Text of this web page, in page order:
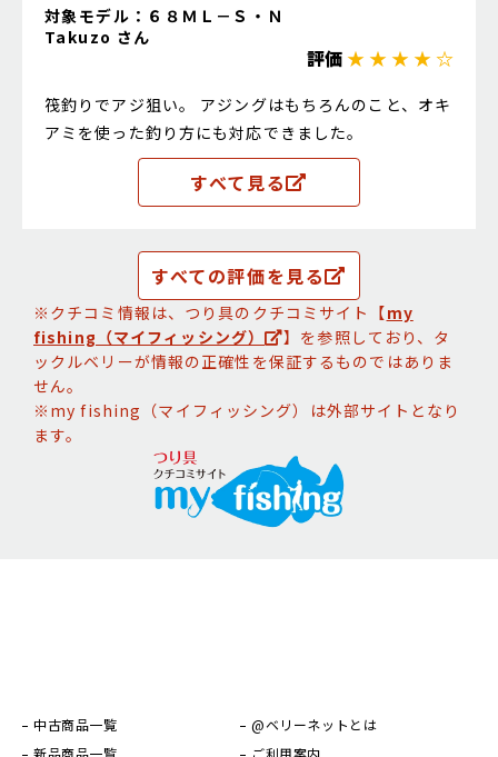
対象モデル：６８ＭＬ－Ｓ・Ｎ
Takuzo さん
評価★ ★ ★ ★ ☆
筏釣りでアジ狙い。 アジングはもちろんのこと、オキ
アミを使った釣り方にも対応できました。
すべて見る
すべての評価を見る
※クチコミ情報は、つり具のクチコミサイト【my
fishing（マイフィッシング）
】を参照しており、タ
ックルベリーが情報の正確性を保証するものではありま
せん。
※my fishing（マイフィッシング）は外部サイトとなり
ます。
中古商品一覧
@ベリーネットとは